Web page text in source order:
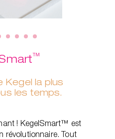
™
Kegel la plus
les temps.
! KegelSmart™ est
révolutionnaire. Tout